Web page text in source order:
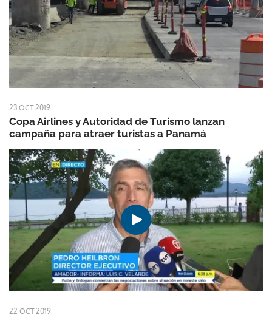
23 OCT 2019
Copa Airlines y Autoridad de Turismo lanzan
campaña para atraer turistas a Panamá
22 OCT 2019